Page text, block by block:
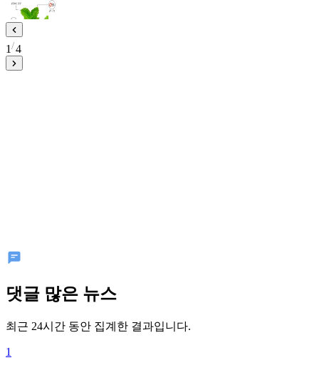
1 4
댓글 많은 뉴스
최근 24시간 동안 집계한 결과입니다.
1